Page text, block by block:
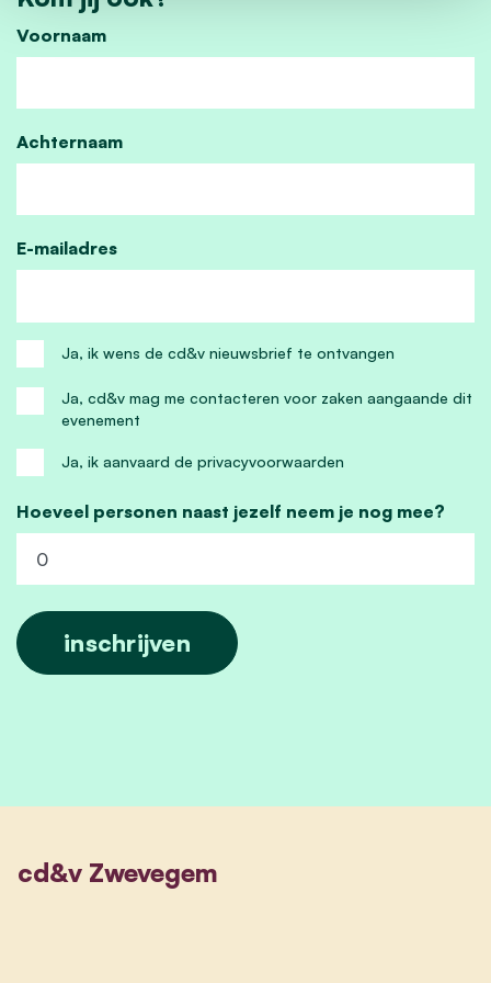
Voornaam
Achternaam
E-mailadres
Ja, ik wens de cd&v nieuwsbrief te ontvangen
Ja, cd&v mag me contacteren voor zaken aangaande dit
evenement
Ja, ik aanvaard de privacyvoorwaarden
Hoeveel personen naast jezelf neem je nog mee?
cd&v Zwevegem